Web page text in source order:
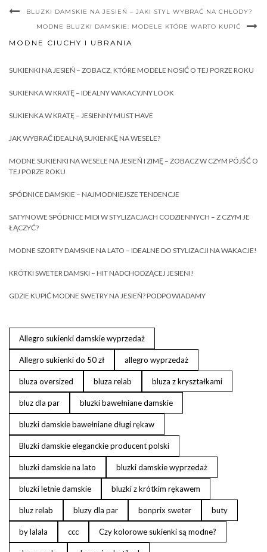
BLUZKI DAMSKIE NA JESIEŃ – JAKI STYL WYBRAĆ NA CHŁODY?
MODNE BLUZKI DAMSKIE: MODELE KTÓRE WARTO KUPIĆ
MODNE CIUCHY I UBRANIA
SUKIENKI NA JESIEŃ – ZOBACZ, KTÓRE MODELE NOSIĆ O TEJ PORZE ROKU
SUKIENKA W KRATĘ – IDEALNY WAKACYJNY LOOK
SUKIENKA W KRATĘ – JESIENNY MUST HAVE
JAK WYBRAĆ IDEALNĄ SUKIENKĘ NA WESELE?
MODNE SUKIENKI NA WESELE NA JESIEŃ I ZIMĘ – ZOBACZ W CZYM PÓJŚĆ O
TEJ PORZE ROKU
SPÓDNICE DAMSKIE – NAJMODNIEJSZE TENDENCJE
SATYNOWE SPÓDNICE MIDI W STYLIZACJACH CODZIENNYCH – Z CZYM JE
ŁĄCZYĆ?
MODNE SZORTY DAMSKIE NA LATO – IDEALNE DO STYLIZACJI NA WAKACJE!
KRÓTKI SWETER DAMSKI – HIT NADCHODZĄCEJ JESIENI!
GDZIE KUPIĆ MODNE SWETRY NA JESIEŃ? PODPOWIADAMY
Allegro sukienki damskie wyprzedaż
Allegro sukienki do 50 zł allegro wyprzedaż
bluza oversized bluza relab bluza z kryształkami
bluz dla par bluzki bawełniane damskie
bluzki damskie bawełniane długi rękaw
Bluzki damskie eleganckie producent polski
bluzki damskie na lato bluzki damskie wyprzedaż
bluzki letnie damskie bluzki z krótkim rękawem
bluz relab bluzy dla par bonprix sweter buty
by lalala ccc Czy kolorowe sukienki są modne?